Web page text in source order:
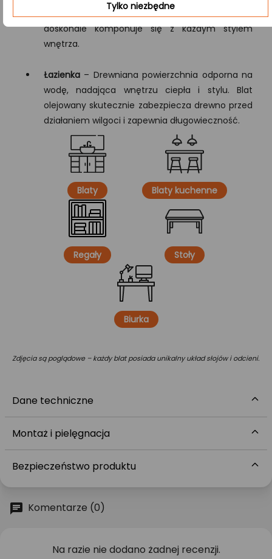
Dzięki naturalnemu wykończeniu drewno
doskonale komponuje się z każdym stylem
wnętrza.
Łazienka – Drewniana powierzchnia odporna na
wodę, nadająca wnętrzu ciepła i stylu. Blat
olejowany skutecznie zabezpiecza drewno przed
działaniem wilgoci i zapewnia długowieczność.
Blaty Blaty kuchenne
Regały Stoły
Biurka
Zdjęcia są poglądowe – każdy blat posiada unikalny układ słojów i odcieni.
Dane techniczne
Montaż i pielęgnacja
Bezpieczeństwo produktu
Komentarze (0)
Na razie nie dodano żadnej recenzji.
Tylko niezbędne